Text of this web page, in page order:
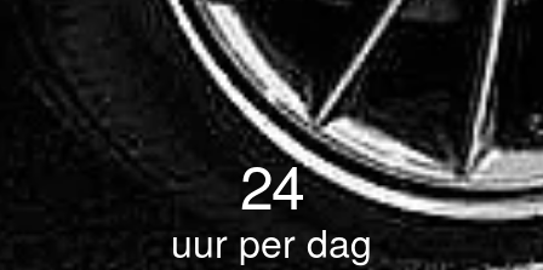
24
uur per dag